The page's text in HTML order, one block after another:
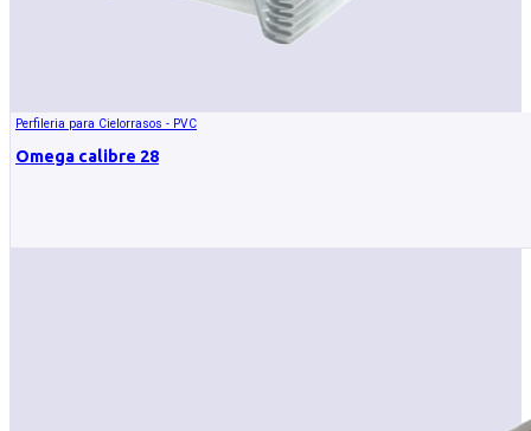
Perfileria para Cielorrasos - PVC
Omega calibre 28